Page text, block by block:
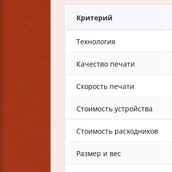
Критерий
Технология
Качество печати
Скорость печати
Стоимость устройства
Стоимость расходников
Размер и вес